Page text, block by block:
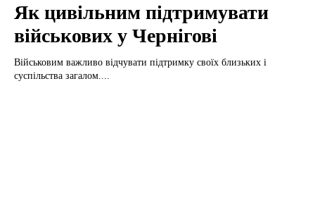
Як цивільним підтримувати
військових у Чернігові
Військовим важливо відчувати підтримку своїх близьких і
суспільства загалом....